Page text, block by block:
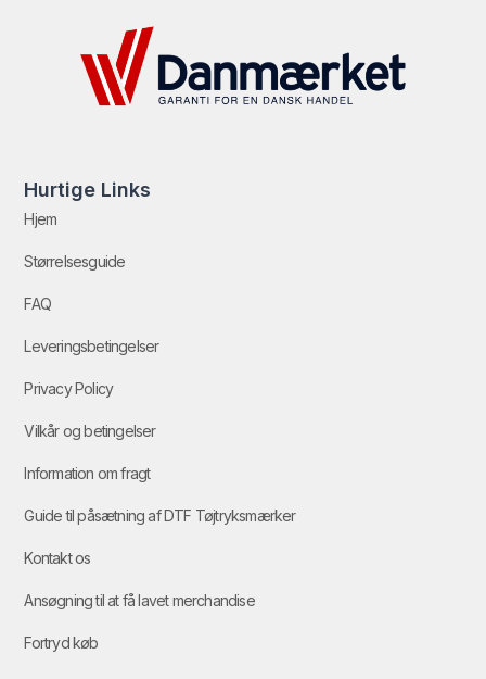
Hurtige Links
Hjem
Størrelsesguide
FAQ
Leveringsbetingelser
Privacy Policy
Vilkår og betingelser
Information om fragt
Guide til påsætning af DTF Tøjtryksmærker
Kontakt os
Ansøgning til at få lavet merchandise
Fortryd køb